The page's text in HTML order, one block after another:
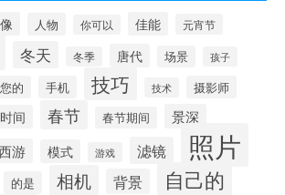
人物 你可以 佳能 元宵节
冬天 冬季 唐代 场景 孩子
您的 手机 技巧 技术 摄影师
时间 春节 春节期间 景深
游 模式 游戏 滤镜 照片
的是 相机 背景 自己的